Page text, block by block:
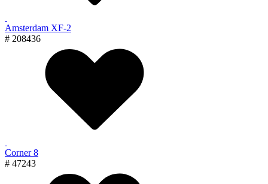
Amsterdam XF-2
# 208436
Corner 8
# 47243